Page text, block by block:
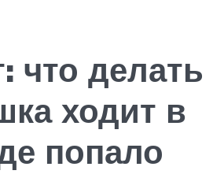
что делать
ходит в
попало